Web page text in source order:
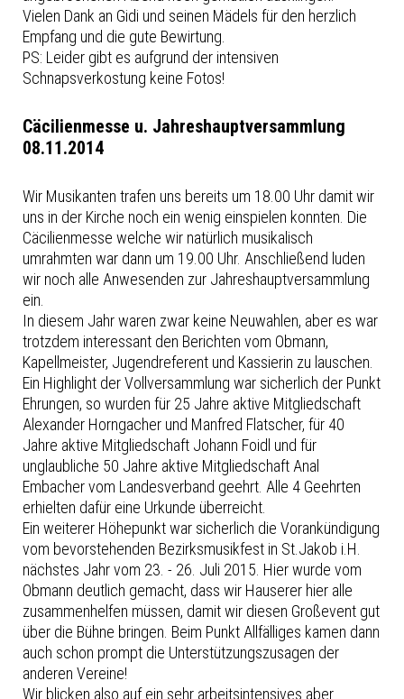
Vielen Dank an Gidi und seinen Mädels für den herzlich
Empfang und die gute Bewirtung.
PS: Leider gibt es aufgrund der intensiven
Schnapsverkostung keine Fotos!
Cäcilienmesse u. Jahreshauptversammlung
08.11.2014
Wir Musikanten trafen uns bereits um 18.00 Uhr damit wir
uns in der Kirche noch ein wenig einspielen konnten. Die
Cäcilienmesse welche wir natürlich musikalisch
umrahmten war dann um 19.00 Uhr. Anschließend luden
wir noch alle Anwesenden zur Jahreshauptversammlung
ein.
In diesem Jahr waren zwar keine Neuwahlen, aber es war
trotzdem interessant den Berichten vom Obmann,
Kapellmeister, Jugendreferent und Kassierin zu lauschen.
Ein Highlight der Vollversammlung war sicherlich der Punkt
Ehrungen, so wurden für 25 Jahre aktive Mitgliedschaft
Alexander Horngacher und Manfred Flatscher, für 40
Jahre aktive Mitgliedschaft Johann Foidl und für
unglaubliche 50 Jahre aktive Mitgliedschaft Anal
Embacher vom Landesverband geehrt. Alle 4 Geehrten
erhielten dafür eine Urkunde überreicht.
Ein weiterer Höhepunkt war sicherlich die Vorankündigung
vom bevorstehenden Bezirksmusikfest in St.Jakob i.H.
nächstes Jahr vom 23. - 26. Juli 2015. Hier wurde vom
Obmann deutlich gemacht, dass wir Hauserer hier alle
zusammenhelfen müssen, damit wir diesen Großevent gut
über die Bühne bringen. Beim Punkt Allfälliges kamen dann
auch schon prompt die Unterstützungszusagen der
anderen Vereine!
Wir blicken also auf ein sehr arbeitsintensives aber